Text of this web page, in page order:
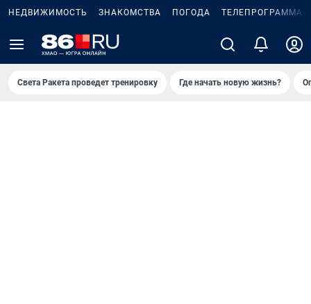
НЕДВИЖИМОСТЬ ЗНАКОМСТВА ПОГОДА ТЕЛЕПРОГРАММА
Света Ракета проведет тренировку Где начать новую жизнь?